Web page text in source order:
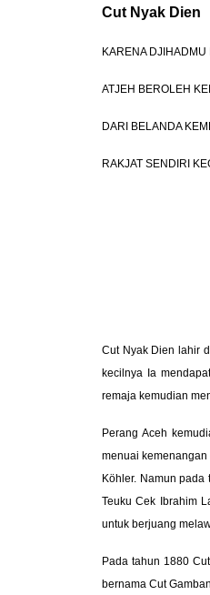
Cut Nyak Dien
KARENA DJIHADMU
ATJEH BEROLEH
DARI BELANDA
RAKJAT SENDIRI
ITULAH
KAMI
AKAN
PAHLAWAN
Cut Nyak Dien lahir
kecilnya Ia
remaja kemudian
Perang Aceh
menuai
Köhler. Namun
Teuku Cek Ibrahim
untuk berjuang
Pada tahun 1880
bernama Cut